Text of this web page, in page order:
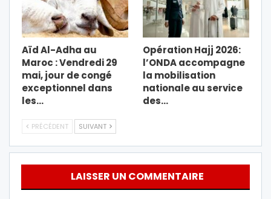
Aïd Al-Adha au
Maroc : Vendredi 29
mai, jour de congé
exceptionnel dans
les…
Opération Hajj 2026:
l’ONDA accompagne
la mobilisation
nationale au service
des…
PRÉCÉDENT SUIVANT
LAISSER UN COMMENTAIRE